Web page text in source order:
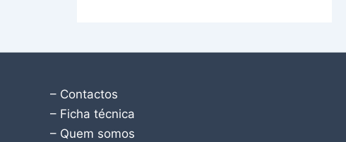
– Contactos
– Ficha técnica
– Quem somos